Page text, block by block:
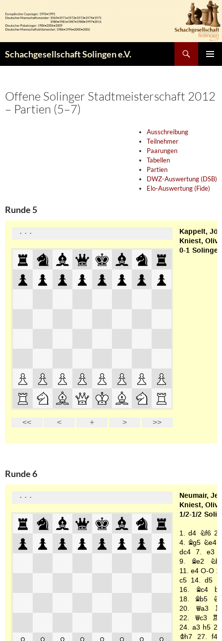
Inhalt
springen
Schachgesellschaft Solingen e.V.
Offene Solinger Stadtmeisterschaft 2012
– Partien (5–7)
Ausschreibung
Teilnehmer
Paarungen
Tabellen
Partien
DWZ-Auswertung (DSB)
Elo-Auswertung (Fide)
Runde 5
Runde 6